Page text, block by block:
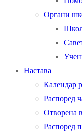
Органи
Настава
Календар
Распоред
Отворена
Распоред